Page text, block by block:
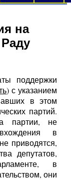
на
поддержки
) с указанием
в этом
партий.
партии, не
в
приводятся,
депутатов,
в
они